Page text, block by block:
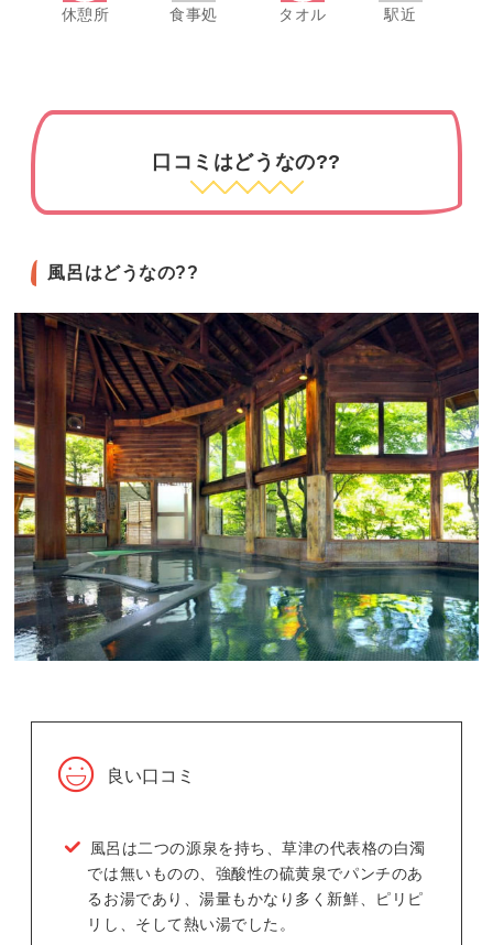
休憩所 食事処 タオル 駅近
口コミはどうなの??
風呂はどうなの??
良い口コミ
風呂は二つの源泉を持ち、草津の代表格の白濁
では無いものの、強酸性の硫黄泉でパンチのあ
るお湯であり、湯量もかなり多く新鮮、ピリピ
リし、そして熱い湯でした。